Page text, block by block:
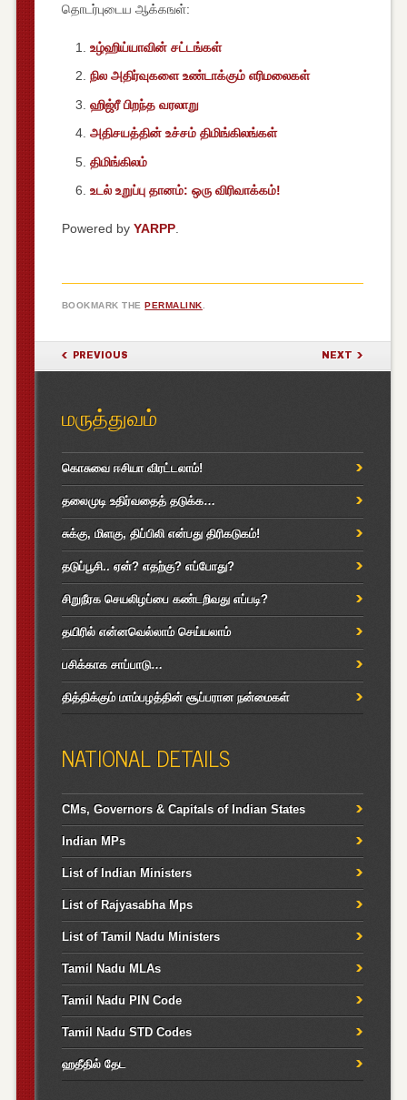
தொடர்புடைய ஆக்கஙள்:
உழ்ஹிய்யாவின் சட்டங்கள்
நில அதிர்வுகளை உண்டாக்கும் எரிமலைகள்
ஹிஜ்ரீ பிறந்த வரலாறு
அதிசயத்தின் உச்சம் திமிங்கிலங்கள்
திமிங்கிலம்
உடல் உறுப்பு தானம்: ஒரு விரிவாக்கம்!
Powered by YARPP.
BOOKMARK THEPERMALINK
POST NAVIGATION
PREVIOUS NEXT
மருத்துவம்
கொசுவை ஈசியா விரட்டலாம்!
தலைமுடி உதிர்வதைத் தடுக்க…
சுக்கு, மிளகு, திப்பிலி என்பது திரிகடுகம்!
தடுப்பூசி.. ஏன்? எதற்கு? எப்போது?
சிறுநீரக செயலிழப்பை கண்டறிவது எப்படி?
தயிரில் என்னவெல்லாம் செய்யலாம்
பசிக்காக சாப்பாடு…
தித்திக்கும் மாம்பழத்தின் சூப்பரான நன்மைகள்
NATIONAL DETAILS
CMs, Governors & Capitals of Indian States
Indian MPs
List of Indian Ministers
List of Rajyasabha Mps
List of Tamil Nadu Ministers
Tamil Nadu MLAs
Tamil Nadu PIN Code
Tamil Nadu STD Codes
ஹதீதில் தேட